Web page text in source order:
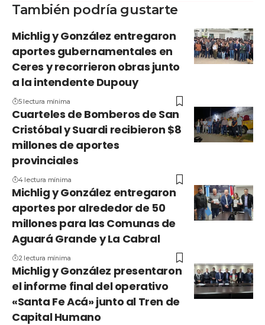
También podría gustarte
Michlig y González entregaron
aportes gubernamentales en
Ceres y recorrieron obras junto
a la intendente Dupouy
5 lectura mínima
Cuarteles de Bomberos de San
Cristóbal y Suardi recibieron $8
millones de aportes
provinciales
4 lectura mínima
Michlig y González entregaron
aportes por alrededor de 50
millones para las Comunas de
Aguará Grande y La Cabral
2 lectura mínima
Michlig y González presentaron
el informe final del operativo
«Santa Fe Acá» junto al Tren de
Capital Humano